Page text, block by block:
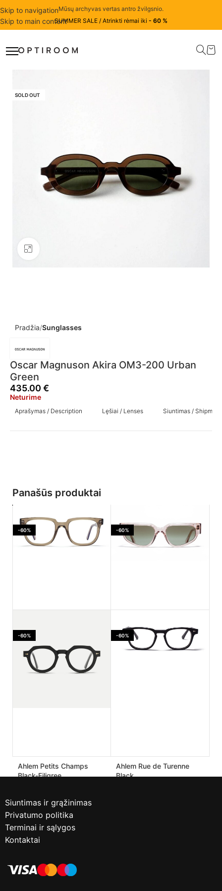
Skip to navigation
Skip to main content
Mūsų archyvas vertas antro žvilgsnio.
SUMMER SALE / Atrinkti rėmai iki - 60 %
SOLD OUT
Pradžia Sunglasses
Oscar Magnuson Akira OM3-200 Urban
Green
435.00 €
Neturime
Aprašymas / Description Lęšiai / Lenses Siuntimas / Shipment
Panašūs produktai
-60%
light
425.00€ 170.00€
-60%
Dustlight
455.00€ 182.00€
-60%
Ahlem Petits Champs
Black-Filigree
-60%
Ahlem Rue de Turenne
Black
Siuntimas ir grąžinimas
Privatumo politika
Terminai ir sąlygos
Kontaktai